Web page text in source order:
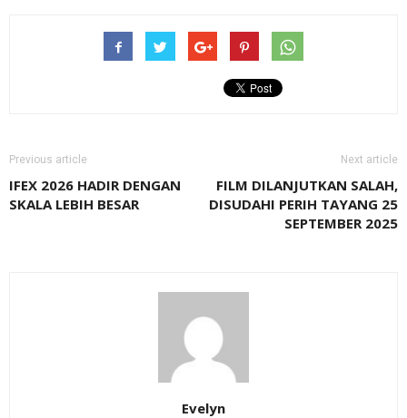
Previous article
IFEX 2026 HADIR DENGAN
SKALA LEBIH BESAR
Next article
FILM DILANJUTKAN SALAH,
DISUDAHI PERIH TAYANG 25
SEPTEMBER 2025
Evelyn